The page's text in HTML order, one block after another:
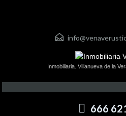
Inmobiliaria. Villanueva de la
666